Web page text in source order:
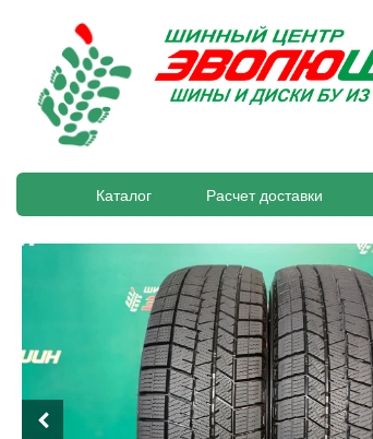
Каталог Расчет доставки